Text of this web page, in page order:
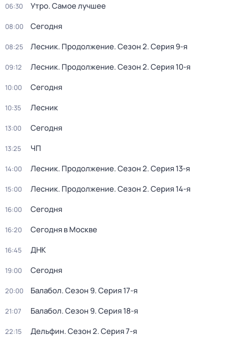
06:30 Утро. Самое лучшее
08:00 Сегодня
08:25 Лесник. Продолжение. Сезон 2. Серия 9-я
09:12 Лесник. Продолжение. Сезон 2. Серия 10-я
10:00 Сегодня
10:35 Лесник
13:00 Сегодня
13:25 ЧП
14:00 Лесник. Продолжение. Сезон 2. Серия 13-я
15:00 Лесник. Продолжение. Сезон 2. Серия 14-я
16:00 Сегодня
16:20 Сегодня в Москве
16:45 ДНК
19:00 Сегодня
20:00 Балабол. Сезон 9. Серия 17-я
21:07 Балабол. Сезон 9. Серия 18-я
22:15 Дельфин. Сезон 2. Серия 7-я